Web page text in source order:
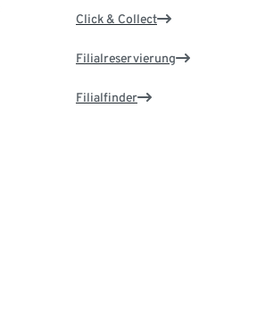
Click & Collect
Filialreservierung
Filialfinder